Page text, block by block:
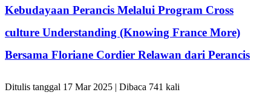
Kebudayaan Perancis Melalui Program Cross
culture Understanding (Knowing France More)
Bersama Floriane Cordier Relawan dari Perancis
Ditulis tanggal 17 Mar 2025 | Dibaca 741 kali